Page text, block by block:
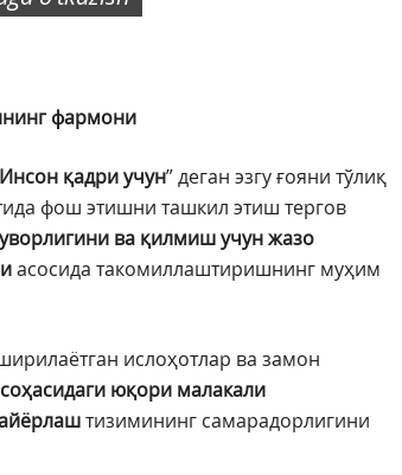
фармони
Инсон қадриучун” деган эзгу ғояни тўлиқ
фош этишни ташкил этиш тергов
ва қилмиш учун жазо
асосида такомиллаштиришнинг муҳим
ислоҳотлар ва замон
юқори малакали
тизимининг самарадорлигини